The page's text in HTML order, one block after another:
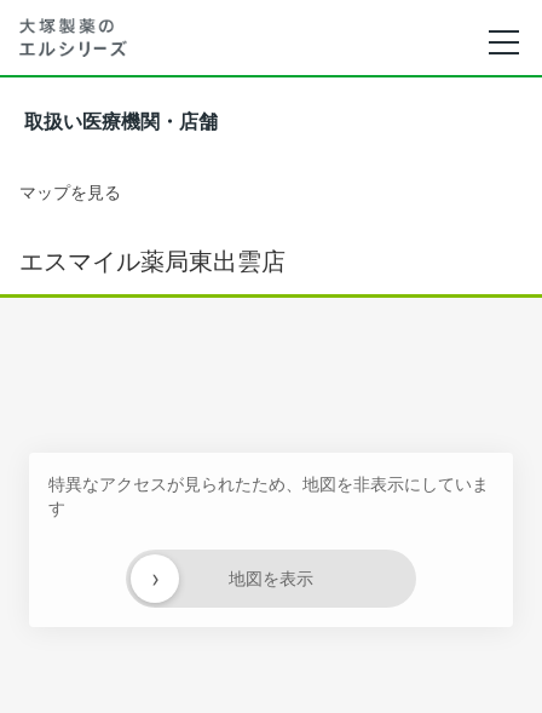
取扱い医療機関・店舗
マップを見る
エスマイル薬局東出雲店
特異なアクセスが見られたため、地図を非表示にしていま
す
地図を表示
›